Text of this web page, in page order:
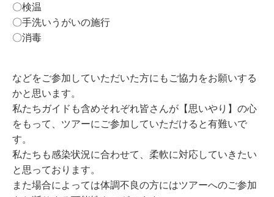
〇検温
〇手洗いうがいの施行
〇消毒
などをご参加していただいた方にもご協力をお願いする
かと思います。
私たちガイドも含めそれぞれ皆さんが【思いやり】の心
をもって、ツアーにご参加していただけると有難いで
す。
私たちも感染状況に合わせて、柔軟に対応していきたい
と思っております。
また場合によっては体調不良の方にはツアーへのご参加